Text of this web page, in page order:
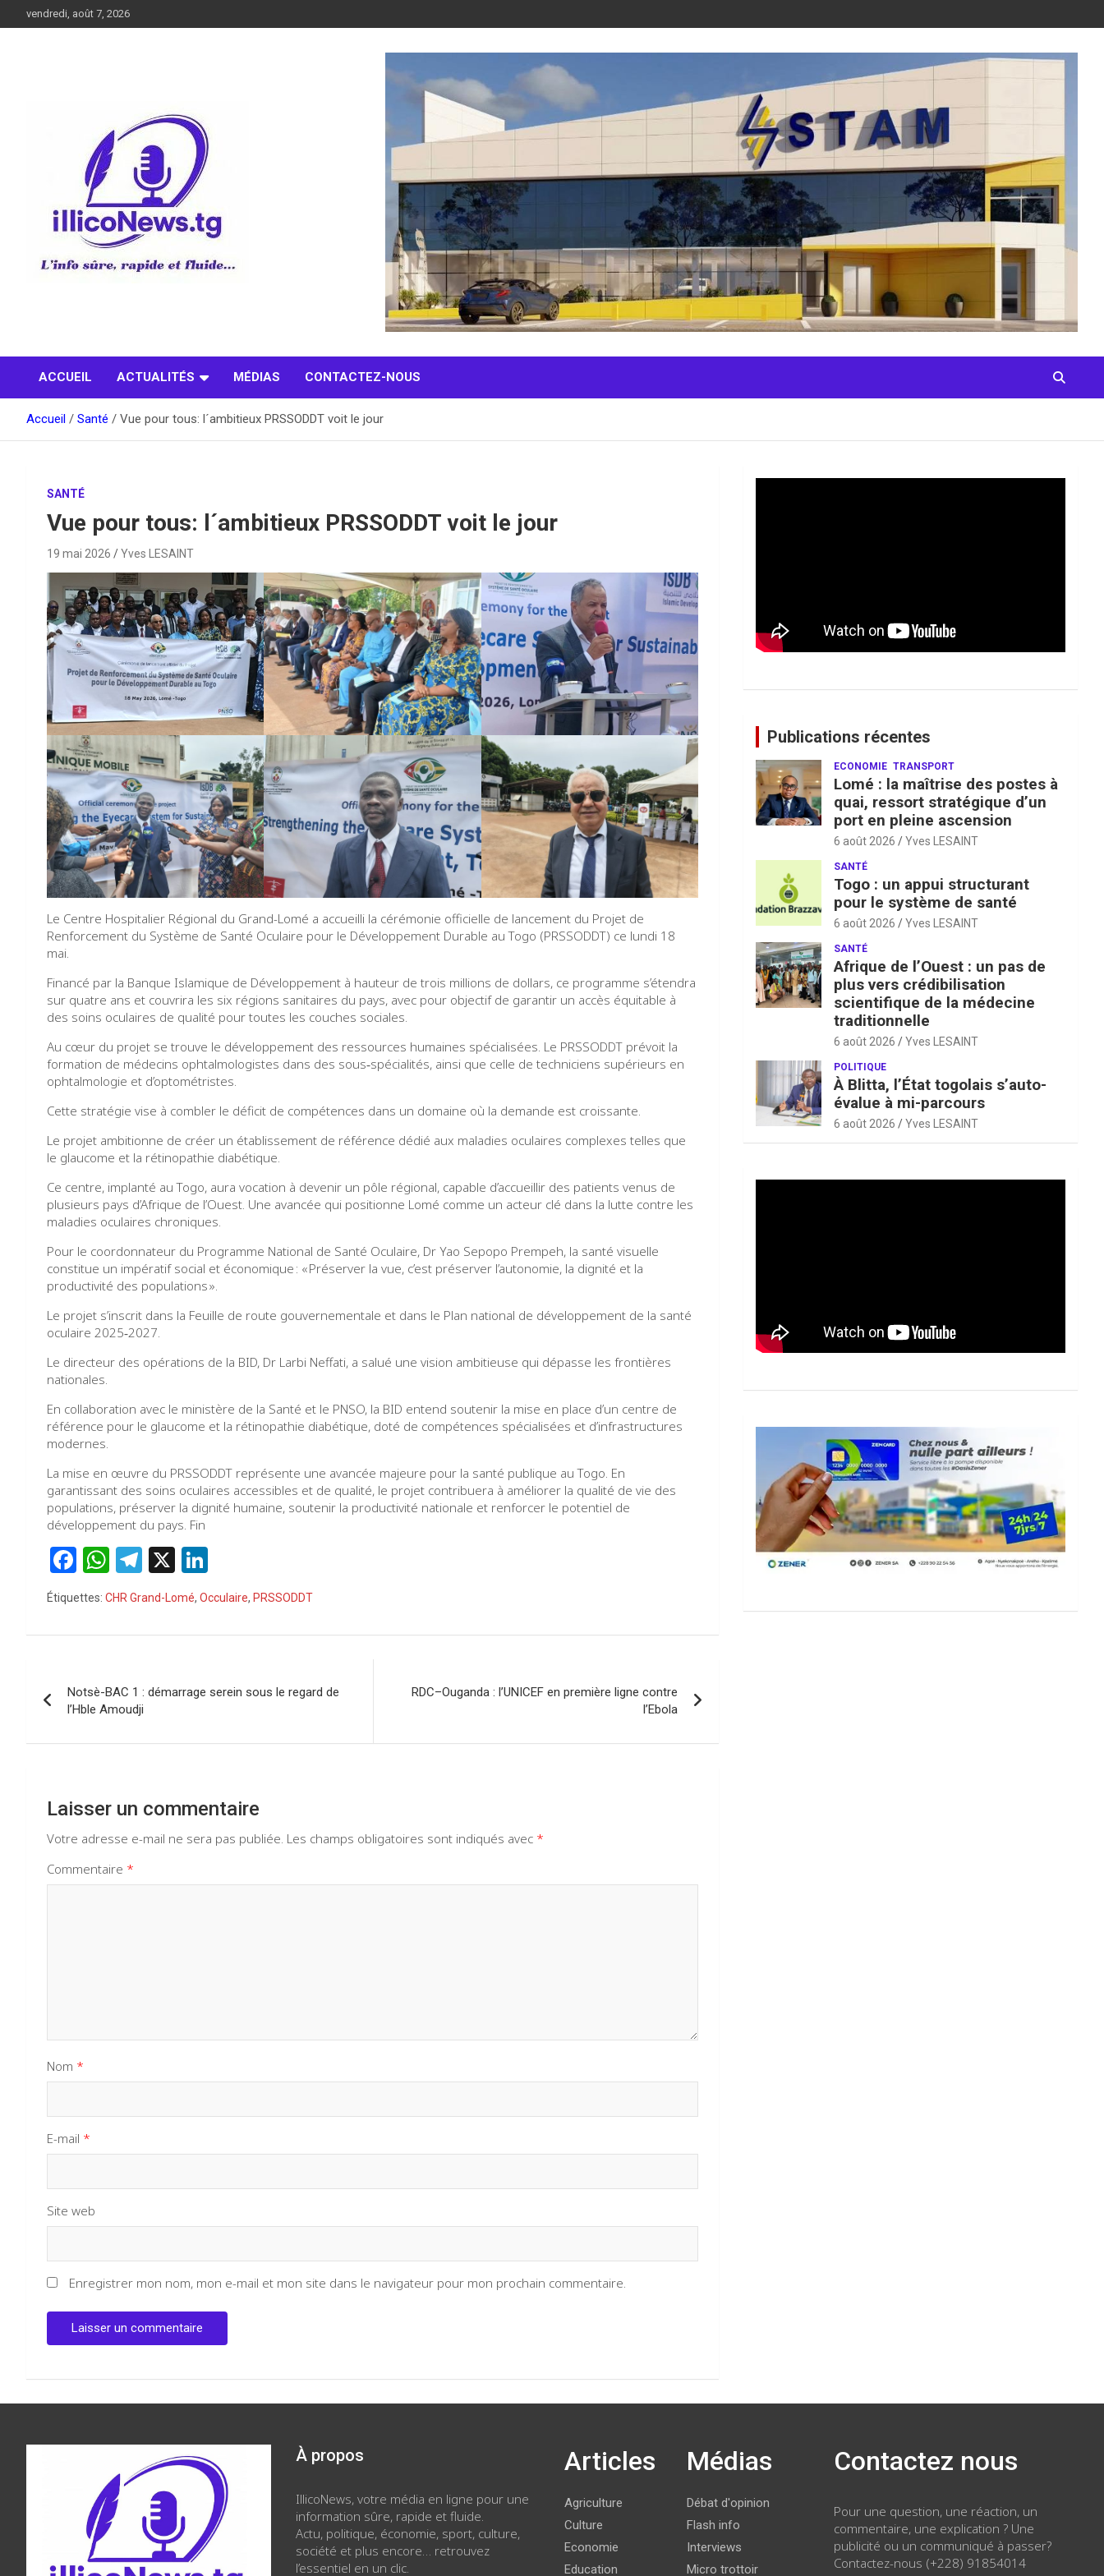
au
vendredi, août 7, 2026
ACCUEIL ACTUALITÉS MÉDIAS CONTACTEZ-NOUS
Accueil Santé Vue pour tous: l´ambitieux PRSSODDT voit le jour
SANTÉ
Vue pour tous: l´ambitieux PRSSODDT voit le jour
19 mai 2026 Yves LESAINT
Le Centre Hospitalier Régional du Grand-Lomé a accueilli la cérémonie officielle de lancement du Projet de
Renforcement du Système de Santé Oculaire pour le Développement Durable au Togo (PRSSODDT) ce lundi 18
mai.
Financé par la Banque Islamique de Développement à hauteur de trois millions de dollars, ce programme s’étendra
sur quatre ans et couvrira les six régions sanitaires du pays, avec pour objectif de garantir un accès équitable à
des soins oculaires de qualité pour toutes les couches sociales.
Au cœur du projet se trouve le développement des ressources humaines spécialisées. Le PRSSODDT prévoit la
formation de médecins ophtalmologistes dans des sous‑spécialités, ainsi que celle de techniciens supérieurs en
ophtalmologie et d’optométristes.
Cette stratégie vise à combler le déficit de compétences dans un domaine où la demande est croissante.
Le projet ambitionne de créer un établissement de référence dédié aux maladies oculaires complexes telles que
le glaucome et la rétinopathie diabétique.
Ce centre, implanté au Togo, aura vocation à devenir un pôle régional, capable d’accueillir des patients venus de
plusieurs pays d’Afrique de l’Ouest. Une avancée qui positionne Lomé comme un acteur clé dans la lutte contre les
maladies oculaires chroniques.
Pour le coordonnateur du Programme National de Santé Oculaire, Dr Yao Sepopo Prempeh, la santé visuelle
constitue un impératif social et économique : « Préserver la vue, c’est préserver l’autonomie, la dignité et la
productivité des populations ».
Le projet s’inscrit dans la Feuille de route gouvernementale et dans le Plan national de développement de la santé
oculaire 2025‑2027.
Le directeur des opérations de la BID, Dr Larbi Neffati, a salué une vision ambitieuse qui dépasse les frontières
nationales.
En collaboration avec le ministère de la Santé et le PNSO, la BID entend soutenir la mise en place d’un centre de
référence pour le glaucome et la rétinopathie diabétique, doté de compétences spécialisées et d’infrastructures
modernes.
La mise en œuvre du PRSSODDT représente une avancée majeure pour la santé publique au Togo. En
garantissant des soins oculaires accessibles et de qualité, le projet contribuera à améliorer la qualité de vie des
populations, préserver la dignité humaine, soutenir la productivité nationale et renforcer le potentiel de
développement du pays. Fin
F
a
ce
b
o
k
W
h
at
s
p
p
T
el
e
gr
m
X
ke
dI
Étiquettes: CHR Grand-Lomé, Occulaire, PRSSODDT
de
l’article
Notsè-BAC 1 : démarrage serein sous le regard de
l’Hble Amoudji
RDC–Ouganda : l’UNICEF en première ligne contre
l’Ebola
Laisser un commentaire
Votre adresse e-mail ne sera pas publiée. Les champs obligatoires sont indiqués avec *
Commentaire *
Nom *
E-mail *
Site web
Enregistrer mon nom, mon e-mail et mon site dans le navigateur pour mon prochain commentaire.
Publications récentes
ECONOMIE TRANSPORT
Lomé : la maîtrise des postes à
quai, ressort stratégique d’un
port en pleine ascension
6 août 2026 Yves LESAINT
SANTÉ
Togo : un appui structurant
pour le système de santé
6 août 2026 Yves LESAINT
SANTÉ
Afrique de l’Ouest : un pas de
plus vers crédibilisation
scientifique de la médecine
traditionnelle
6 août 2026 Yves LESAINT
POLITIQUE
À Blitta, l’État togolais s’auto-
évalue à mi-parcours
6 août 2026 Yves LESAINT
À propos
IllicoNews, votre média en ligne pour une
information sûre, rapide et fluide.
Actu, politique, économie, sport, culture,
société et plus encore… retrouvez
l’essentiel en un clic.
Articles
Agriculture
Culture
Economie
Education
Médias
Débat d'opinion
Flash info
Interviews
Micro trottoir
Contactez nous
Pour une question, une réaction, un
commentaire, une explication ? Une
publicité ou un communiqué à passer?
Contactez-nous (+228) 91854014